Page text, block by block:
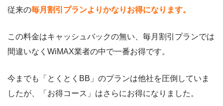
従来の毎月割引プランよりかなりお得になります。
この料金はキャッシュバックの無い、毎月割引プランでは
間違いなくWiMAX業者の中で一番お得です。
今までも「とくとくBB」のプランは他社を圧倒していま
したが、「お得コース」はさらにお得になりました。